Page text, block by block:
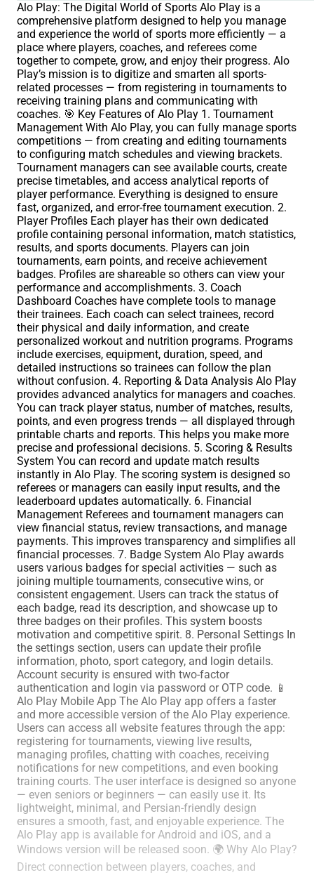
Alo Play: The Digital World of Sports Alo Play is a
comprehensive platform designed to help you manage
and experience the world of sports more efficiently — a
place where players, coaches, and referees come
together to compete, grow, and enjoy their progress. Alo
Play’s mission is to digitize and smarten all sports-
related processes — from registering in tournaments to
receiving training plans and communicating with
coaches. 🎯 Key Features of Alo Play 1. Tournament
Management With Alo Play, you can fully manage sports
competitions — from creating and editing tournaments
to configuring match schedules and viewing brackets.
Tournament managers can see available courts, create
precise timetables, and access analytical reports of
player performance. Everything is designed to ensure
fast, organized, and error-free tournament execution. 2.
Player Profiles Each player has their own dedicated
profile containing personal information, match statistics,
results, and sports documents. Players can join
tournaments, earn points, and receive achievement
badges. Profiles are shareable so others can view your
performance and accomplishments. 3. Coach
Dashboard Coaches have complete tools to manage
their trainees. Each coach can select trainees, record
their physical and daily information, and create
personalized workout and nutrition programs. Programs
include exercises, equipment, duration, speed, and
detailed instructions so trainees can follow the plan
without confusion. 4. Reporting & Data Analysis Alo Play
provides advanced analytics for managers and coaches.
You can track player status, number of matches, results,
points, and even progress trends — all displayed through
printable charts and reports. This helps you make more
precise and professional decisions. 5. Scoring & Results
System You can record and update match results
instantly in Alo Play. The scoring system is designed so
referees or managers can easily input results, and the
leaderboard updates automatically. 6. Financial
Management Referees and tournament managers can
view financial status, review transactions, and manage
payments. This improves transparency and simplifies all
financial processes. 7. Badge System Alo Play awards
users various badges for special activities — such as
joining multiple tournaments, consecutive wins, or
consistent engagement. Users can track the status of
each badge, read its description, and showcase up to
three badges on their profiles. This system boosts
motivation and competitive spirit. 8. Personal Settings In
the settings section, users can update their profile
information, photo, sport category, and login details.
Account security is ensured with two-factor
authentication and login via password or OTP code. 📱
Alo Play Mobile App The Alo Play app offers a faster
and more accessible version of the Alo Play experience.
Users can access all website features through the app:
registering for tournaments, viewing live results,
managing profiles, chatting with coaches, receiving
notifications for new competitions, and even booking
training courts. The user interface is designed so anyone
— even seniors or beginners — can easily use it. Its
lightweight, minimal, and Persian-friendly design
ensures a smooth, fast, and enjoyable experience. The
Alo Play app is available for Android and iOS, and a
Windows version will be released soon. 🌍 Why Alo Play?
Direct connection between players, coaches, and